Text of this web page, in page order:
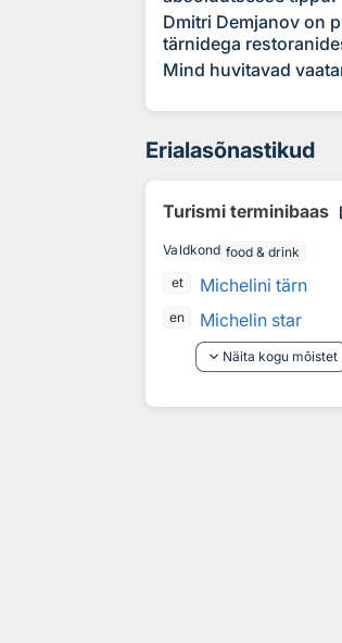
Dmitri Demjanov on
tärnidega
Mind huvitavad
Erialasõnastikud
Turismi terminibaas
Valdkond food & drink
et
Michelini tärn
en
Michelin star
keyboard_arrow_down Näita kogu mõistet